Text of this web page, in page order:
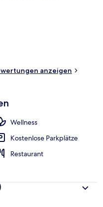
und 2 Bars/Lounges.
Kinderclub, eine Poolbar und
Zustand der Unterkunft.
anzeigen
Wellness
Kostenlose Parkplätze
Restaurant